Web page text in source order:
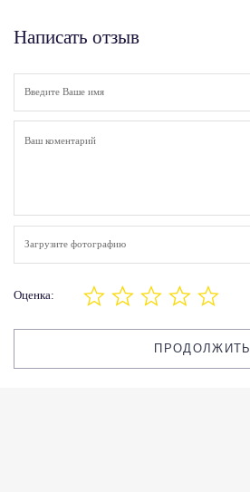
Написать отзыв
Загрузите фотографию
Оценка:
ПРОДОЛЖИТЬ